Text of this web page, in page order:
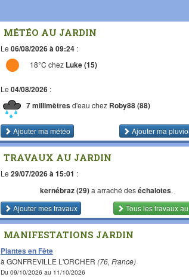
MÉTÉO AU JARDIN
Le 06/08/2026 à 09:24 :
18°C chez Luke (15)
Le 04/08/2026 :
7 millimètresd'eau chez Roby88 (88)
Ajouter ma météo Ajouter ma
TRAVAUX AU JARDIN
Le 29/07/2026 à 15:01 :
kernébraz (29)a arraché deséchalotes.
Ajouter mes travaux
Tous les travaux
MANIFESTATIONS JARDIN
Plantes en Fête
à GONFREVILLE L'ORCHER (76, France)
Du 09/10/2026 au 11/10/2026